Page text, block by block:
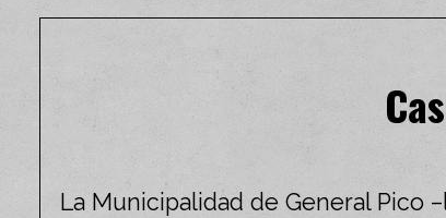
La Municipalidad de General Pico